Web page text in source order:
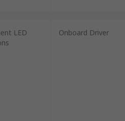
LED
Onboard Driver